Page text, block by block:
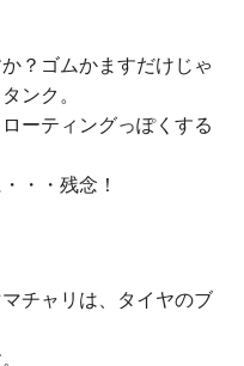
？ゴムかますだけじゃ
ンク。
ーティングっぽくする
・・残念！
チャリは、タイヤのブ